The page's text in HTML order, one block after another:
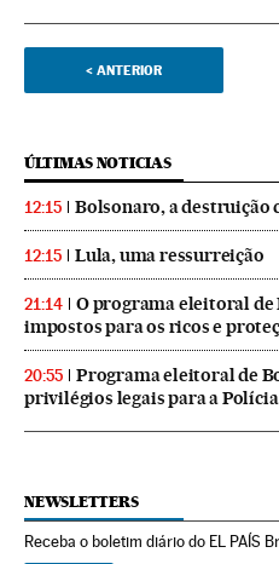
< ANTERIOR
ÚLTIMAS NOTICIAS
12:15 Bolsonaro, a destruição
12:15 Lula, uma ressurreição
21:14
O programa eleitoral de
impostos para os ricos e
20:55
Programa eleitoral de
privilégios legais para a Polícia
NEWSLETTERS
Receba o boletim diário do EL PAÍS